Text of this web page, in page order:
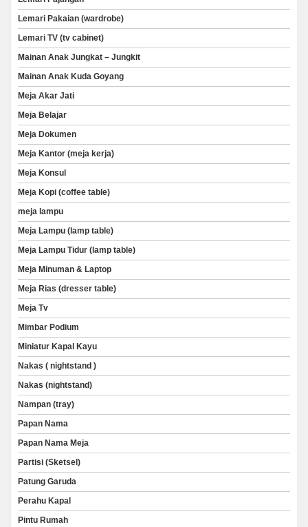
Lemari Pakaian (wardrobe)
Lemari TV (tv cabinet)
Mainan Anak Jungkat – Jungkit
Mainan Anak Kuda Goyang
Meja Akar Jati
Meja Belajar
Meja Dokumen
Meja Kantor (meja kerja)
Meja Konsul
Meja Kopi (coffee table)
meja lampu
Meja Lampu (lamp table)
Meja Lampu Tidur (lamp table)
Meja Minuman & Laptop
Meja Rias (dresser table)
Meja Tv
Mimbar Podium
Miniatur Kapal Kayu
Nakas ( nightstand )
Nakas (nightstand)
Nampan (tray)
Papan Nama
Papan Nama Meja
Partisi (Sketsel)
Patung Garuda
Perahu Kapal
Pintu Rumah